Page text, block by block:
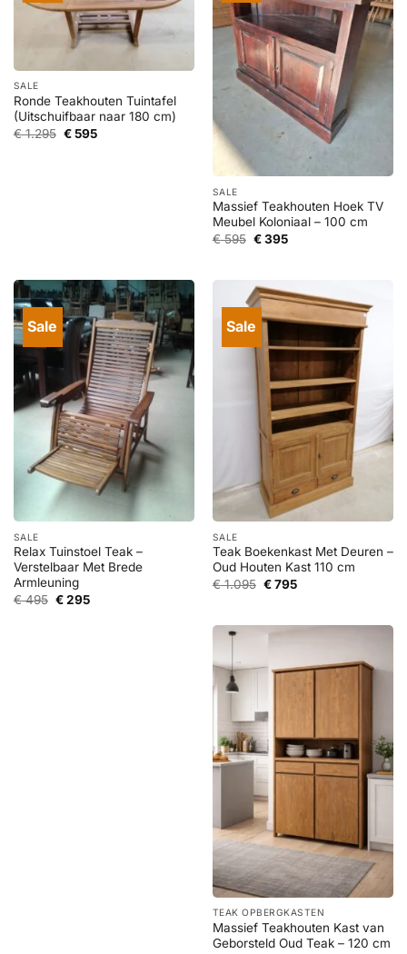
SALE
Ronde Teakhouten Tuintafel
(Uitschuifbaar naar 180 cm)
€1.295 Oorspronkelijke
prijs
€595Huidige
SALE
Massief Teakhouten Hoek TV
Meubel Koloniaal – 100 cm
€595 Oorspronkelijke
€395Huidige
Sale
SALE
Relax Tuinstoel Teak –
Verstelbaar Met Brede
Armleuning
€495 Oorspronkelijke
€295Huidige
Sale
SALE
Teak Boekenkast Met Deuren –
Oud Houten Kast 110 cm
€1.095 Oorspronkelijke
€795Huidige
TEAK OPBERGKASTEN
Massief Teakhouten Kast van
Geborsteld Oud Teak – 120 cm